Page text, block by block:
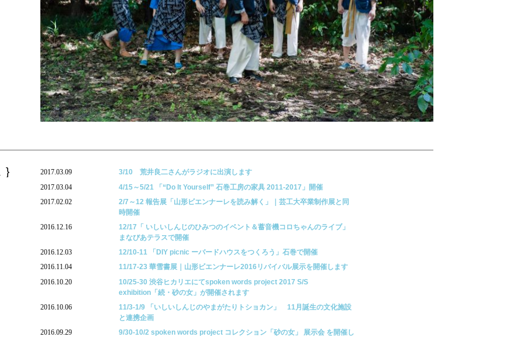
2017.03.09
3/10 荒井良二さんがラジオに出演します
2017.03.04
4/15～5/21 「“Do It Yourself” 石巻工房の家具 2011-2017」開催
2017.02.02
2/7～12 報告展「山形ビエンナーレを読み解く」｜芸工大卒業制作展と同
時開催
2016.12.16
12/17「 いしいしんじのひみつのイベント＆蓄音機コロちゃんのライブ」
まなびあテラスで開催
2016.12.03
12/10-11 「DIY picnic ーバードハウスをつくろう」石巻で開催
2016.11.04
11/17-23 華雪書展｜山形ビエンナーレ2016リバイバル展示を開催します
2016.10.20
10/25-30 渋谷ヒカリエにてspoken words project 2017 S/S
exhibition「続・砂の女」が開催されます
2016.10.06
11/3-1/9 「いしいしんじのやまがたりトショカン」 11月誕生の文化施設
と連携企画
2016.09.29
9/30-10/2 spoken words project コレクション「砂の女」 展示会 を開催し